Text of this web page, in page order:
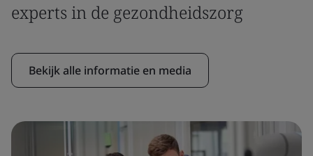
experts in de gezondheidszorg
Bekijk alle informatie en media